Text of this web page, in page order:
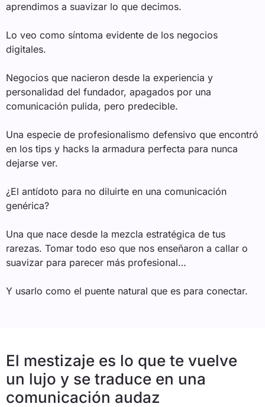
aprendimos a suavizar lo que decimos.
Lo veo como síntoma evidente de los negocios
digitales.
Negocios que nacieron desde la experiencia y
personalidad del fundador, apagados por una
comunicación pulida, pero predecible.
Una especie de profesionalismo defensivo que encontró
en los tips y hacks la armadura perfecta para nunca
dejarse ver.
¿El antídoto para no diluirte en una comunicación
genérica?
Una que nace desde la mezcla estratégica de tus
rarezas. Tomar todo eso que nos enseñaron a callar o
suavizar para parecer más profesional…
Y usarlo como el puente natural que es para conectar.
El mestizaje es lo que te vuelve
un lujo y se traduce en una
comunicación audaz